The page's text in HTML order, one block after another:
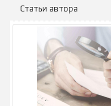
Статьи автора